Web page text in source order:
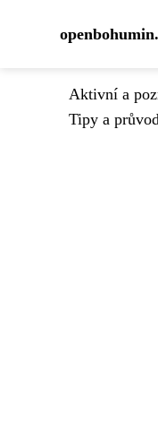
Aktivní a
Tipy a